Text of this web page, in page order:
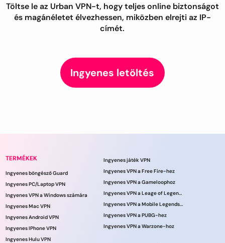
Töltse le az Urban VPN-t, hogy teljes online biztonságot
és magánéletet élvezhessen, miközben elrejti az IP-
címét.
Ingyenes letöltés
TERMÉKEK
Ingyenes böngésző Guard
Ingyenes PC/Laptop VPN
Ingyenes VPN a Windows számára
Ingyenes Mac VPN
Ingyenes Android VPN
Ingyenes IPhone VPN
Ingyenes Hulu VPN
Ingyenes játék VPN
Ingyenes VPN a Free Fire-hez
Ingyenes VPN a Gameloophoz
Ingyenes VPN a Leage of Legends játékhoz
Ingyenes VPN a Mobile Legends számára
Ingyenes VPN a PUBG-hez
Ingyenes VPN a Warzone-hoz